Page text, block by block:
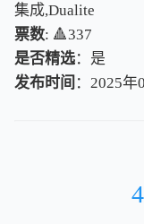
集成,Dualite
票数: 🔺337
是否精选：是
发布时间 ：2025年